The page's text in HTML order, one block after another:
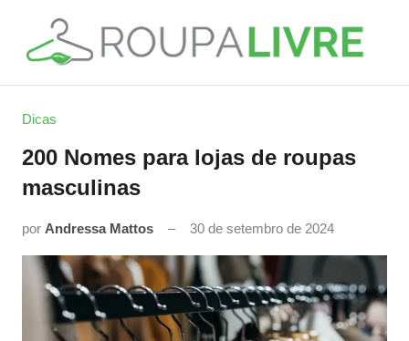
conteúdo
Roupa
Livre
e
Serviços
Dicas
200 Nomes para lojas de roupas
masculinas
por Andressa Mattos 30 de setembro de 2024